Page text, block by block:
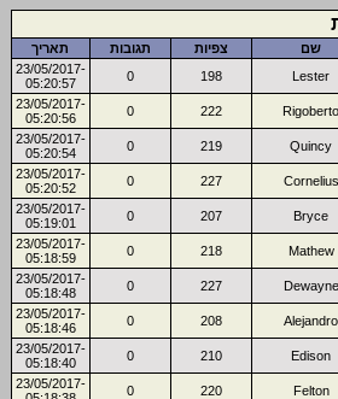
שם צפיות תגובות
תאריך
Lester
198
0
23/05/2017-
05:20:57
Rigoberto
222
0
23/05/2017-
05:20:56
Quincy
219
0
23/05/2017-
05:20:54
Cornelius
227
0
23/05/2017-
05:20:52
Bryce
207
0
23/05/2017-
05:19:01
Mathew
218
0
23/05/2017-
05:18:59
Dewayne
227
0
23/05/2017-
05:18:48
Alejandro
208
0
23/05/2017-
05:18:46
Edison
210
0
23/05/2017-
05:18:40
Felton
220
0
23/05/2017-